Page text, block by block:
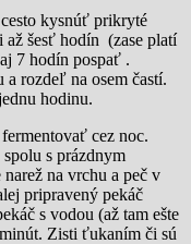
kysnúť prikryté
šesť hodín (zase platí
7 hodín pospať .
a rozdeľ na osem častí.
hodinu.
cez noc.
s prázdnym
na vrchu a peč v
pripravený pekáč
s vodou (až tam ešte
Zisti ťukaním či sú